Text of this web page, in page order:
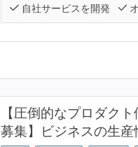
自社サービスを開発
【圧倒的なプロダク
募集】ビジネスの生